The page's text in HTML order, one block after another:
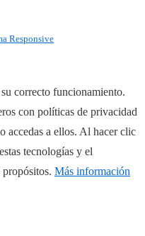
Responsive
correcto funcionamiento.
con políticas de privacidad
accedas a ellos. Al hacer clic
tecnologías y el
propósitos. Más información